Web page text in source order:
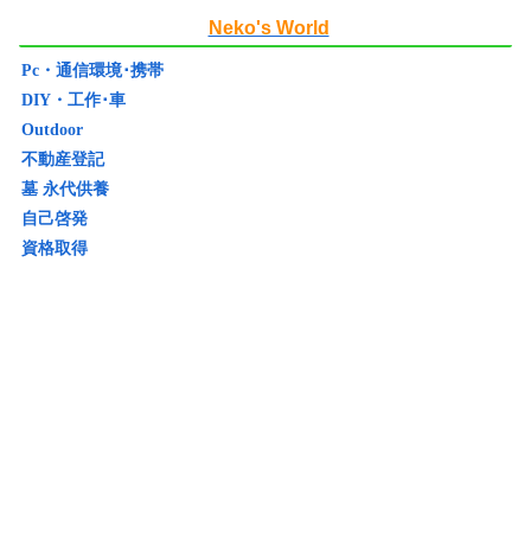
Neko's World
Pc・通信環境･携帯
DIY・工作･車
Outdoor
不動産登記
墓 永代供養
自己啓発
資格取得